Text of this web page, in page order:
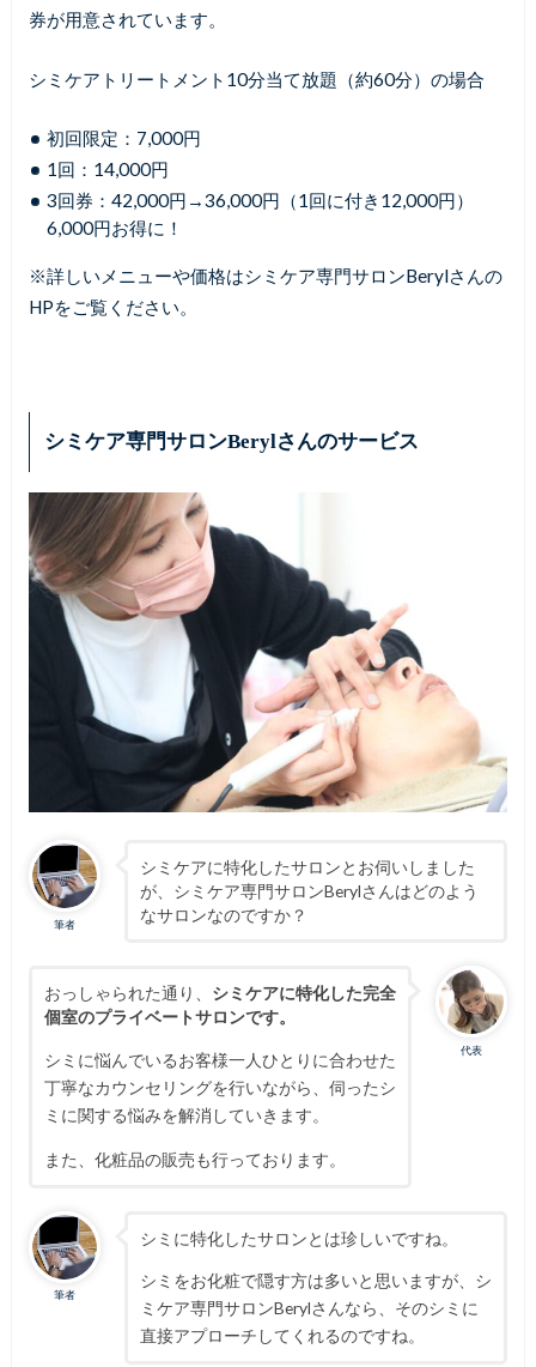
券が用意されています。
シミケアトリートメント10分当て放題（約60分）の場合
初回限定：7,000円
1回：14,000円
3回券：42,000円→36,000円（1回に付き12,000円）
6,000円お得に！
※詳しいメニューや価格はシミケア専門サロンBerylさんの
HPをご覧ください。
シミケア専門サロンBerylさんのサービス
筆者
シミケアに特化したサロンとお伺いしました
が、シミケア専門サロンBerylさんはどのよう
なサロンなのですか？
代表
おっしゃられた通り、 シミケアに特化した完全
個室のプライベートサロンです。
シミに悩んでいるお客様一人ひとりに合わせた
丁寧なカウンセリングを行いながら、伺ったシ
ミに関する悩みを解消していきます。
また、化粧品の販売も行っております。
筆者
シミに特化したサロンとは珍しいですね。
シミをお化粧で隠す方は多いと思いますが、シ
ミケア専門サロンBerylさんなら、そのシミに
直接アプローチしてくれるのですね。